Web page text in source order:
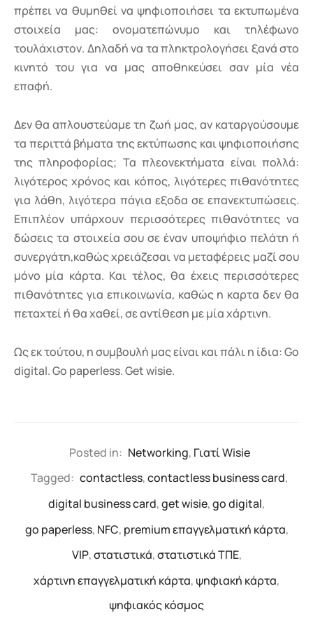
πρέπει να θυμηθεί να ψηφιοποιήσει τα εκτυπωμένα
στοιχεία μας: ονοματεπώνυμο και τηλέφωνο
τουλάχιστον. Δηλαδή να τα πληκτρολογήσει ξανά στο
κινητό του για να μας αποθηκεύσει σαν μία νέα
επαφή.
Δεν θα απλουστεύαμε τη ζωή μας, αν καταργούσουμε
τα περιττά βήματα της εκτύπωσης και ψηφιοποιήσης
της πληροφορίας; Τα πλεονεκτήματα είναι πολλά:
λιγότερος χρόνος και κόπος, λιγότερες πιθανότητες
για λάθη, λιγότερα πάγια εξοδα σε επανεκτυπώσεις.
Επιπλέον υπάρχουν περισσότερες πιθανότητες να
δώσεις τα στοιχεία σου σε έναν υποψήφιο πελάτη ή
συνεργάτη,καθώς χρειάζεσαι να μεταφέρεις μαζί σου
μόνο μία κάρτα. Και τέλος, θα έχεις περισσότερες
πιθανότητες για επικοινωνία, καθώς η καρτα δεν θα
πεταχτεί ή θα χαθεί, σε αντίθεση με μία χάρτινη.
Ως εκ τούτου, η συμβουλή μας είναι και πάλι η ίδια: Go
digital. Go paperless. Get wisie.
Posted in: Networking, Γιατί Wisie
Tagged: contactless,contactless business card,
digital business card,get wisie,go digital,
go paperless, NFC, premium επαγγελματική κάρτα,
VIP,στατιστικά,στατιστικά ΤΠΕ,
χάρτινη επαγγελματική κάρτα, ψηφιακή κάρτα,
ψηφιακός κόσμος